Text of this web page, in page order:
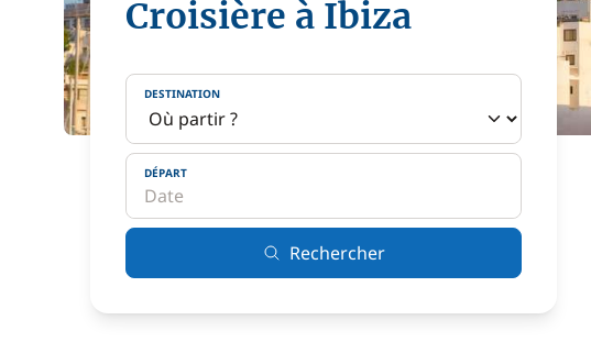
Croisière à Ibiza
DESTINATION
DÉPART
Rechercher